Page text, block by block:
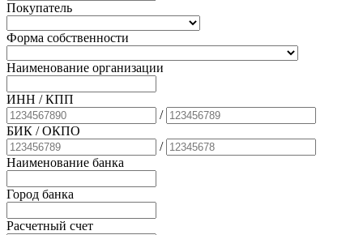
Покупатель
Форма собственности
Наименование организации
ИНН / КПП
/
БИК / ОКПО
/
Наименование банка
Город банка
Расчетный счет